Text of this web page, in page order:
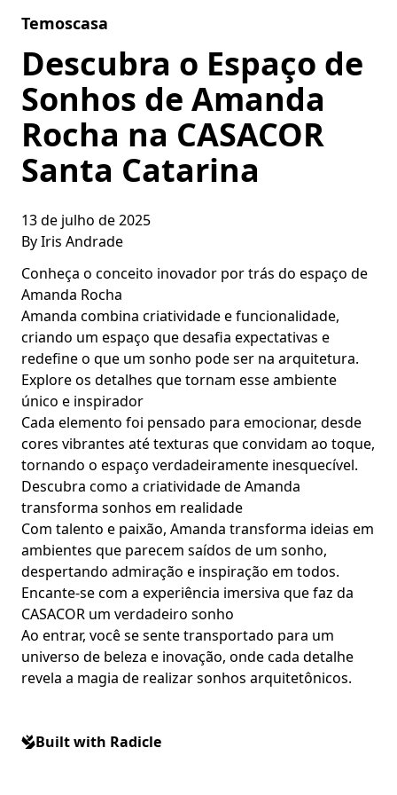
Temoscasa
Descubra o Espaço de
Sonhos de Amanda
Rocha na CASACOR
Santa Catarina
13 de julho de 2025
ByIris Andrade
Conheça o conceito inovador por trás do espaço de
Amanda Rocha
Amanda combina criatividade e funcionalidade,
criando um espaço que desafia expectativas e
redefine o que um sonho pode ser na arquitetura.
Explore os detalhes que tornam esse ambiente
único e inspirador
Cada elemento foi pensado para emocionar, desde
cores vibrantes até texturas que convidam ao toque,
tornando o espaço verdadeiramente inesquecível.
Descubra como a criatividade de Amanda
transforma sonhos em realidade
Com talento e paixão, Amanda transforma ideias em
ambientes que parecem saídos de um sonho,
despertando admiração e inspiração em todos.
Encante-se com a experiência imersiva que faz da
CASACOR um verdadeiro sonho
Ao entrar, você se sente transportado para um
universo de beleza e inovação, onde cada detalhe
revela a magia de realizar sonhos arquitetônicos.
Built with Radicle